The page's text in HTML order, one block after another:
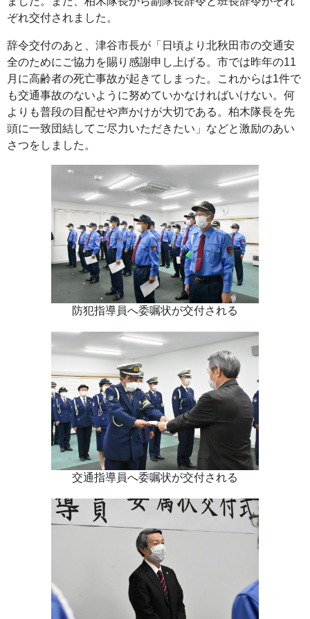
ぞれ交付されました。
辞令交付のあと、津谷市長が「日頃より北秋田市の交通安
全のためにご協力を賜り感謝申し上げる。市では昨年の11
月に高齢者の死亡事故が起きてしまった。これからは1件で
も交通事故のないように努めていかなければいけない。何
よりも普段の目配せや声かけが大切である。柏木隊長を先
頭に一致団結してご尽力いただきたい」などと激励のあい
さつをしました。
防犯指導員へ委嘱状が交付される
交通指導員へ委嘱状が交付される